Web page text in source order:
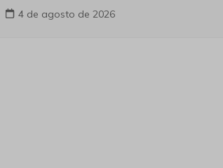
4 de agosto de 2026